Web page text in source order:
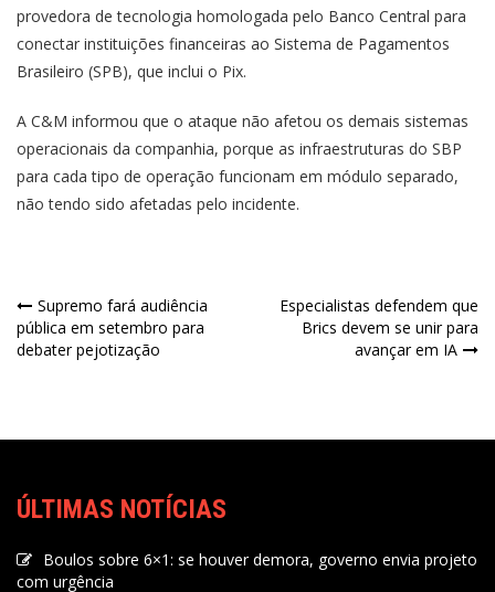
provedora de tecnologia homologada pelo Banco Central para
conectar instituições financeiras ao Sistema de Pagamentos
Brasileiro (SPB), que inclui o Pix.
A C&M informou que o ataque não afetou os demais sistemas
operacionais da companhia, porque as infraestruturas do SBP
para cada tipo de operação funcionam em módulo separado,
não tendo sido afetadas pelo incidente.
Supremo fará audiência
pública em setembro para
debater pejotização
Especialistas defendem que
Brics devem se unir para
avançar em IA
ÚLTIMAS NOTÍCIAS
Boulos sobre 6×1: se houver demora, governo envia projeto
com urgência